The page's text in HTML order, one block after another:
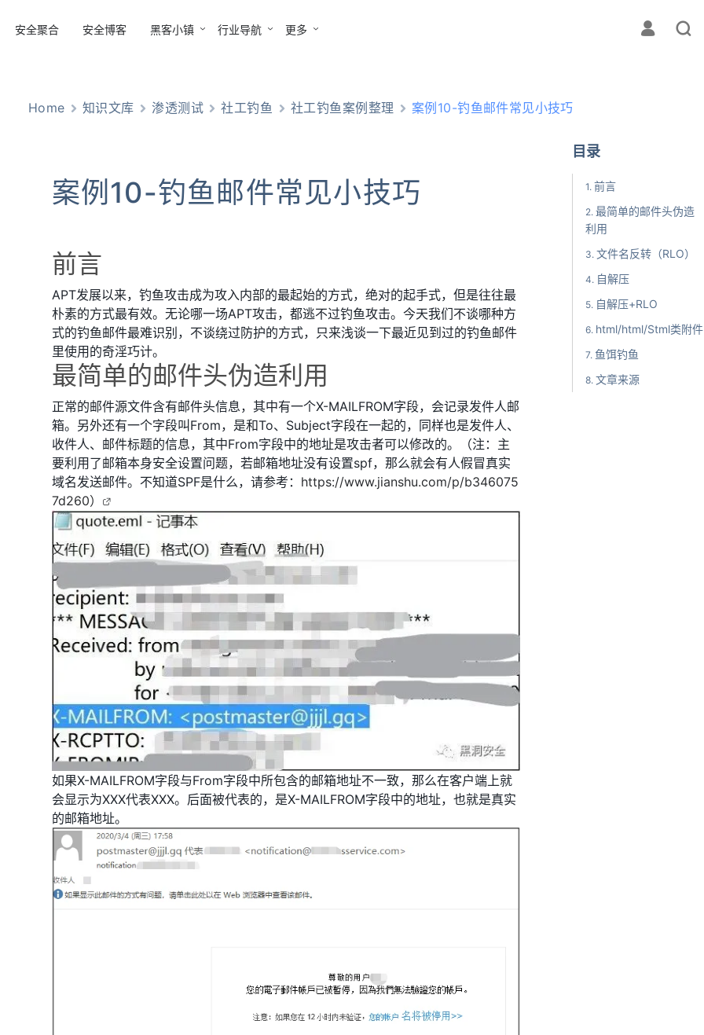
安全聚合 安全博客 黑客小镇 行业导航 更多
Home 知识文库 渗透测试 社工钓鱼 社工钓鱼案例整理 案例10-钓鱼邮件常见小技巧
案例10-钓鱼邮件常见小技巧
前言
APT发展以来，钓鱼攻击成为攻入内部的最起始的方式，绝对的起手式，但是往往最
朴素的方式最有效。无论哪一场APT攻击，都逃不过钓鱼攻击。今天我们不谈哪种方
式的钓鱼邮件最难识别，不谈绕过防护的方式，只来浅谈一下最近见到过的钓鱼邮件
里使用的奇淫巧计。
最简单的邮件头伪造利用
正常的邮件源文件含有邮件头信息，其中有一个X-MAILFROM字段，会记录发件人邮
箱。另外还有一个字段叫From，是和To、Subject字段在一起的，同样也是发件人、
收件人、邮件标题的信息，其中From字段中的地址是攻击者可以修改的。（注：主
要利用了邮箱本身安全设置问题，若邮箱地址没有设置spf，那么就会有人假冒真实
域名发送邮件。不知道SPF是什么，请参考： https://www.jianshu.com/p/b346075
7d260）
如果X-MAILFROM字段与From字段中所包含的邮箱地址不一致，那么在客户端上就
会显示为XXX代表XXX。后面被代表的，是X-MAILFROM字段中的地址，也就是真实
的邮箱地址。
目录
前言
最简单的邮件头伪造
利用
文件名反转（RLO）
自解压
自解压+RLO
html/html/Stml类附件
鱼饵钓鱼
文章来源